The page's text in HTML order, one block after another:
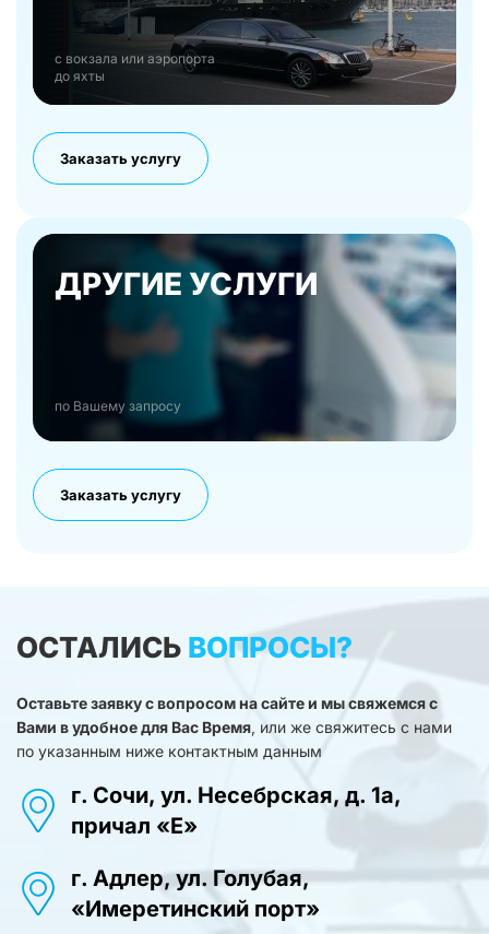
с вокзала или аэропорта
до яхты
Заказать услугу
ДРУГИЕ УСЛУГИ
по Вашему запросу
Заказать услугу
ОСТАЛИСЬ ВОПРОСЫ?
Оставьте заявку с вопросом на сайте и мы свяжемся с
Вами в удобное для Вас Время, или же свяжитесь с нами
по указанным ниже контактным данным
г. Сочи, ул. Несебрская, д. 1а,
причал «Е»
г. Адлер, ул. Голубая,
«Имеретинский порт»